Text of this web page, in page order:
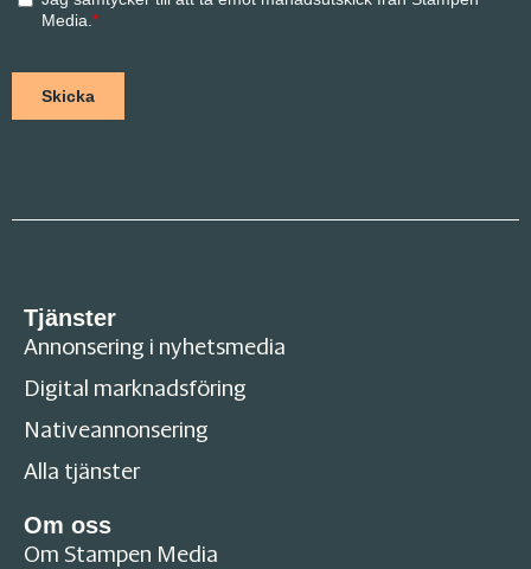
Tjänster
Annonsering i nyhetsmedia
Digital marknadsföring
Nativeannonsering
Alla tjänster
Om oss
Om Stampen Media